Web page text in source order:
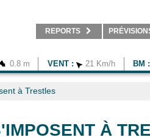
REPORTS
0.8 m VENT : 21 Km/h BM :
à Trestles
À